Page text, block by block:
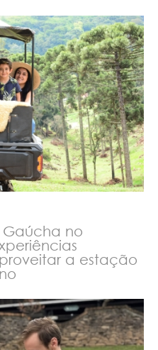
Gaúcha no
a estação